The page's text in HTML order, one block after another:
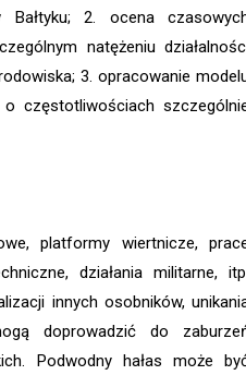
Bałtyku; 2. ocena
natężeniu
3. opracowanie
częstotliwościach
platformy wiertnicze,
działania militarne,
innych osobników,
doprowadzić do
Podwodny hałas może